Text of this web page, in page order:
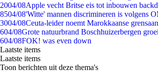
2004/08Apple vecht Britse eis tot inbouwen
8504/08'Witte' mannen discrimineren is volgens
3004/08Ceuta-leider noemt Marokkaanse
604/08Grote natuurbrand Boschhuizerbergen
604/08FOK! was even down
Laatste items
Laatste items
Toon berichten uit deze thema's